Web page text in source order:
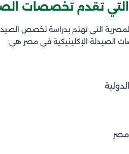
تقدم تخصصات
التى تهتم بدراسة تخصص الصيدلة
الصيدلة الإكلينيكية في مصر هي:
مصر